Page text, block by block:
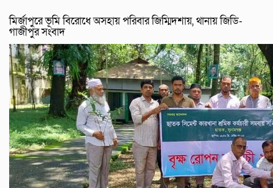
মির্জাপুরে ভূমি বিরোধে অসহায় পরিবার জিম্মিদশায়, থানায় জিডি-
গাজীপুর সংবাদ